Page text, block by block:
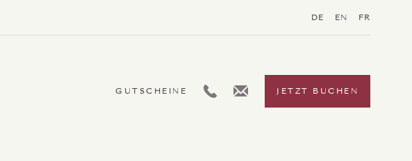
DE EN FR
GUTSCHEINE
L:GENERIC.TELEPHONE
L:GENERIC.EMAIL
JETZT BUCHEN